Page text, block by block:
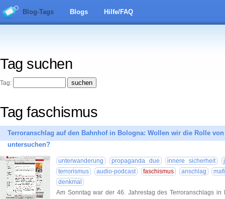
Blog-Tags Blogs Hilfe/FAQ
Tag suchen
Tag:
Tag faschismus
Terroranschlag auf den Bahnhof in Bologna: Wollen wir die Rolle
untersuchen?
unterwanderung propaganda due innere sicherheit
terrorismus
audio-podcast faschismus anschlag
denkmal
Am Sonntag war der 46. Jahrestag des Terroranschlags